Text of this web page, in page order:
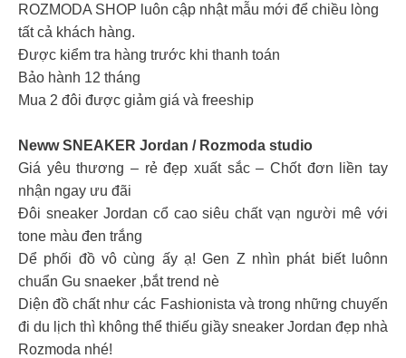
ROZMODA SHOP luôn cập nhật mẫu mới để chiều lòng
tất cả khách hàng.
Được kiểm tra hàng trước khi thanh toán
Bảo hành 12 tháng
Mua 2 đôi được giảm giá và freeship
Neww SNEAKER Jordan / Rozmoda studio
Giá yêu thương – rẻ đẹp xuất sắc – Chốt đơn liền tay
nhận ngay ưu đãi
Đôi sneaker Jordan cổ cao siêu chất vạn người mê với
tone màu đen trắng
Dể phối đồ vô cùng ấy ạ! Gen Z nhìn phát biết luônn
chuẩn Gu snaeker ,bắt trend nè
Diện đồ chất như các Fashionista và trong những chuyến
đi du lịch thì không thể thiếu giầy sneaker Jordan đẹp nhà
Rozmoda nhé!